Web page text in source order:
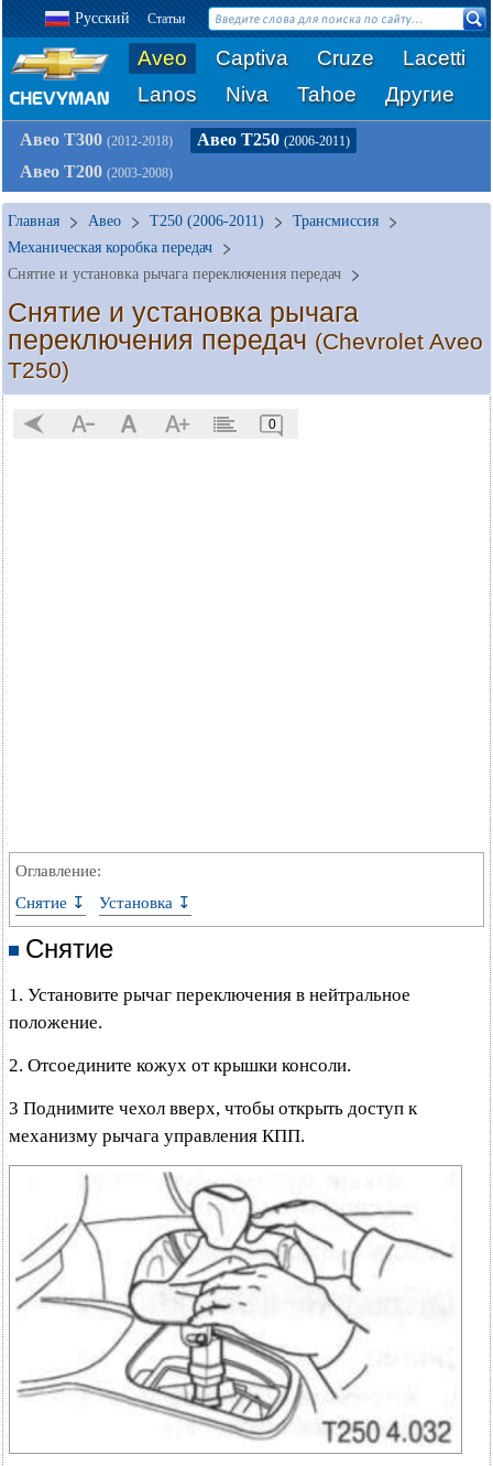
Русский Статьи
Aveo Captiva Cruze
Lacetti
Lanos
Niva Tahoe Другие
Авео Т300 (2012-2018) Авео Т250 (2006-2011)
Авео Т200 (2003-2008)
Главная Авео T250 (2006-2011)
Трансмиссия
Механическая коробка передач
Снятие и установка рычага переключения передач
Снятие и установка рычага
переключения передач (Chevrolet Aveo
T250)
0
Оглавление:
Снятие ↧
Установка ↧
Снятие
1. Установите рычаг переключения в нейтральное
положение.
2. Отсоедините кожух от крышки консоли.
3 Поднимите чехол вверх, чтобы открыть доступ к
механизму рычага управления КПП.